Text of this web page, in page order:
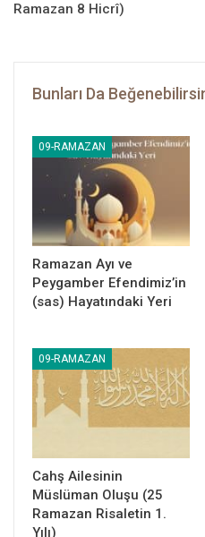
Ramazan 8 Hicrî)
Bunları Da
09-RAMAZAN
Ramazan Ayı ve
Peygamber Efendimiz’in
(sas) Hayatındaki Yeri
09-RAMAZAN
Cahş Ailesinin
Müslüman Oluşu (25
Ramazan Risaletin 1.
Yılı)